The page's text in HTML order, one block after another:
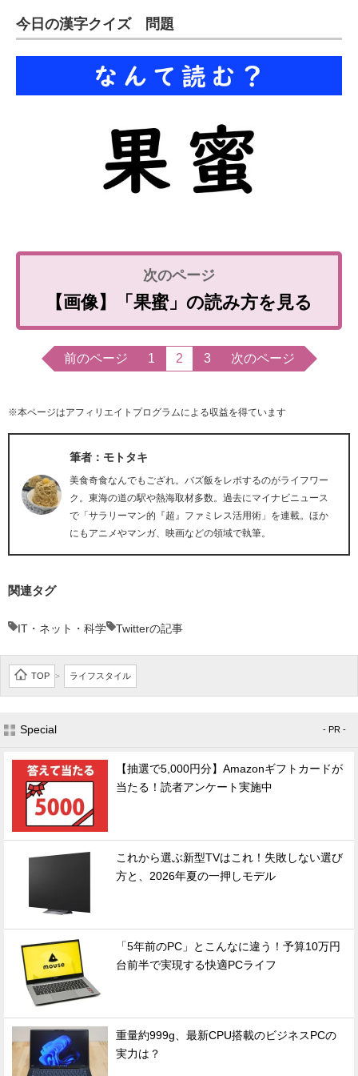
今日の漢字クイズ 問題
【画像】「果蜜」の読み方を見る
前のページ 1 2 3 次のページ
※本ページはアフィリエイトプログラムによる収益を得ています
筆者：モトタキ
美食奇食なんでもござれ。バズ飯をレポするのがライフワー
ク。東海の道の駅や熱海取材多数。過去にマイナビニュース
で「サラリーマン的『超』ファミレス活用術」を連載。ほか
にもアニメやマンガ、映画などの領域で執筆。
関連タグ
IT・ネット・科学 Twitterの記事
TOP > ライフスタイル
Special - PR -
【抽選で5,000円分】Amazonギフトカードが
当たる！読者アンケート実施中
これから選ぶ新型TVはこれ！失敗しない選び
方と、2026年夏の一押しモデル
「5年前のPC」とこんなに違う！予算10万円
台前半で実現する快適PCライフ
重量約999g、最新CPU搭載のビジネスPCの
実力は？